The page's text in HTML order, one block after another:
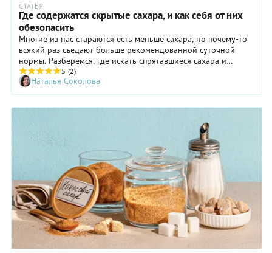
СТАТЬЯ
Где содержатся скрытые сахара, и как себя от них
обезопасить
Многие из нас стараются есть меньше сахара, но почему-то
всякий раз съедают больше рекомендованной суточной
нормы. Разберемся, где искать спрятавшиеся сахара и
познакомимся с правилами защиты от них.
5 (2)
Наталья Соколова